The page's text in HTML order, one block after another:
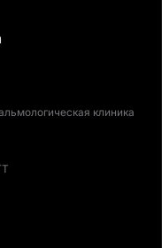
клиника